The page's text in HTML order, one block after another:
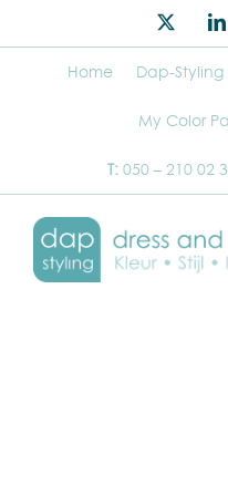
Twitter
Home Dap-Styling
My Color
T: 050 – 210 02